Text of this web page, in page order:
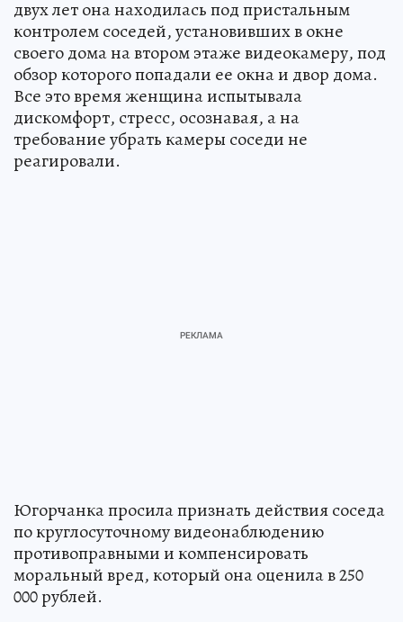
двух лет она находилась под пристальным
контролем соседей, установивших в окне
своего дома на втором этаже видеокамеру, под
обзор которого попадали ее окна и двор дома.
Все это время женщина испытывала
дискомфорт, стресс, осознавая, а на
требование убрать камеры соседи не
реагировали.
Югорчанка просила признать действия соседа
по круглосуточному видеонаблюдению
противоправными и компенсировать
моральный вред, который она оценила в 250
000 рублей.